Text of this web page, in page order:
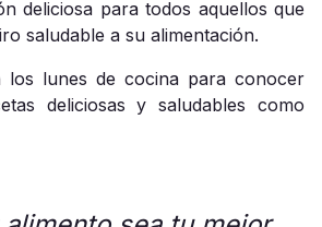
deliciosa para todos aquellos que
saludable a su alimentación.
los lunes de cocina para conocer
deliciosas y saludables como